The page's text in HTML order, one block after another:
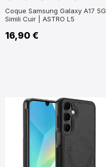
Coque Samsung Galaxy A17 5G
Simili Cuir | ASTRO L5
16,90 €